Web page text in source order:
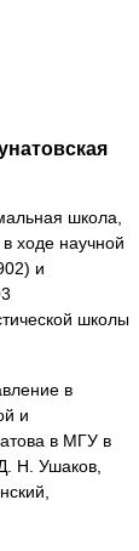
школа,
ходе научной
и
школы
в
и
в МГУ в
Н. Ушаков,